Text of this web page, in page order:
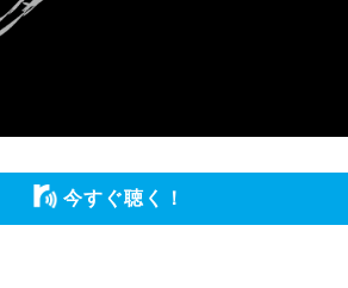
今すぐ聴く！